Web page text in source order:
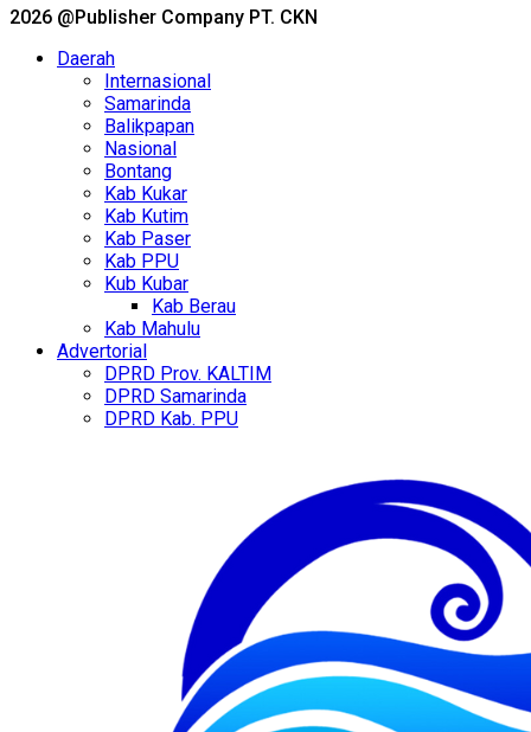
2026 @Publisher Company PT. CKN
Daerah
Internasional
Samarinda
Balikpapan
Nasional
Bontang
Kab Kukar
Kab Kutim
Kab Paser
Kab PPU
Kub Kubar
Kab Berau
Kab Mahulu
Advertorial
DPRD Prov. KALTIM
DPRD Samarinda
DPRD Kab. PPU